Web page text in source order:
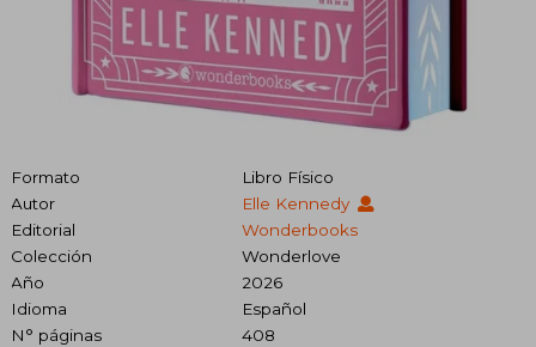
Formato
Libro Físico
Autor
Elle Kennedy
Editorial
Wonderbooks
Colección
Wonderlove
Año
2026
Idioma
Español
N° páginas
408